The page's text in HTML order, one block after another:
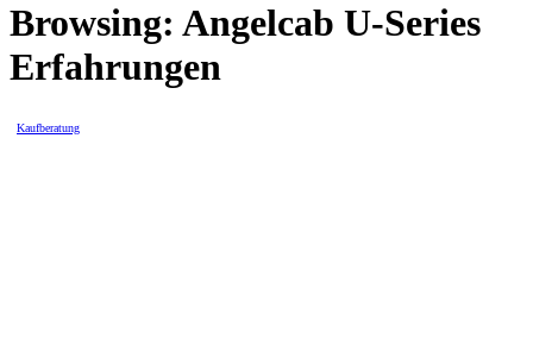
Browsing: Angelcab U-Series
Erfahrungen
Kaufberatung